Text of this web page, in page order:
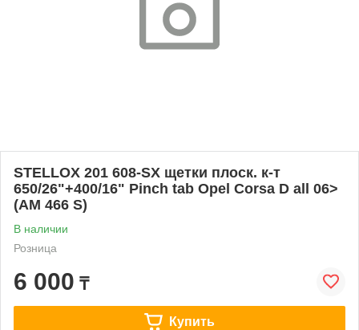
STELLOX 201 608-SX щетки плоск. к-т
650/26"+400/16" Pinch tab Opel Corsa D all 06>
(AM 466 S)
В наличии
Розница
6 000 ₸
Купить